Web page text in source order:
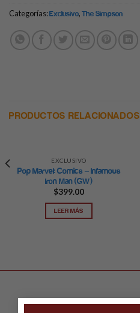
Categorías:Exclusivo, The Simpson
PRODUCTOS RELACIONADOS
EXCLUSIVO
Pop Marvel: Comics – Infamous
Iron Man (GW)
$399.00
LEER MÁS